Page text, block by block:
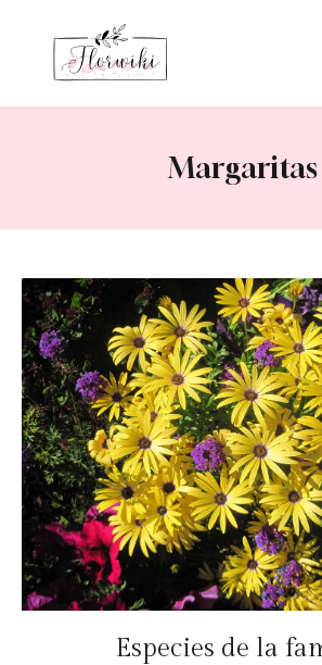
Margaritas
Especies de la